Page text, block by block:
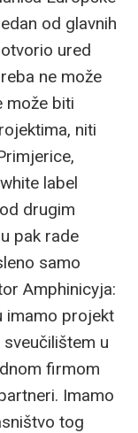
od glavnih
ured
ne može
može biti
niti
label
drugim
pak rade
samo
Amphinicyja:
imamo projekt
u
firmom
Imamo
tog